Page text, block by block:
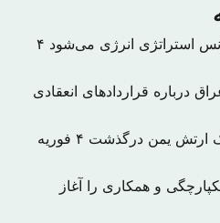
استراتژی انرژی می‌شود ۴
درباره قراردادهای انعقادی
ارتش یمن درگذشت
۴ فوریه
و همکاری را آغاز